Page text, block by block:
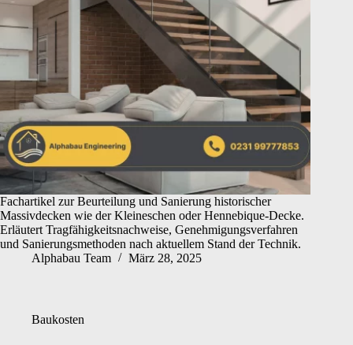
Fachartikel zur Beurteilung und Sanierung historischer
Massivdecken wie der Kleineschen oder Hennebique-Decke.
Erläutert Tragfähigkeitsnachweise, Genehmigungsverfahren
und Sanierungsmethoden nach aktuellem Stand der Technik.
Alphabau Team
März 28, 2025
Baukosten